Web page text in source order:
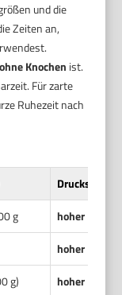
und die
Zeiten an,
ohne Knochen ist.
Für zarte
Ruhezeit nach
Druckstufe
g
hoher Druck
hoher Druck
g)
hoher Druck